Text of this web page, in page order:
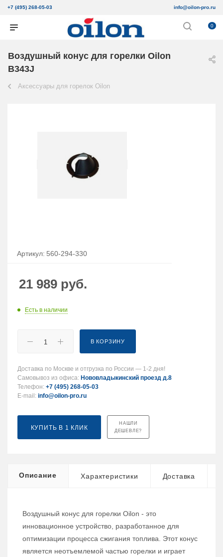
+7 (495) 268-05-03 info@oilon-pro.ru
0
Воздушный конус для горелки Oilon
B343J
Аксессуары для горелок Oilon
Артикул: 560-294-330
21 989 руб.
Есть в наличии
В КОРЗИНУ
Доставка по Москве и отгрузка по России — 1-2 дня!
Самовывоз из офиса: Нововладыкинский проезд д.8
Телефон: +7 (495) 268-05-03
E-mail: info@oilon-pro.ru
КУПИТЬ В 1 КЛИК
НАШЛИ
ДЕШЕВЛЕ?
Описание Характеристики Доставка
Воздушный конус для горелки Oilon - это
инновационное устройство, разработанное для
оптимизации процесса сжигания топлива. Этот конус
является неотъемлемой частью горелки и играет